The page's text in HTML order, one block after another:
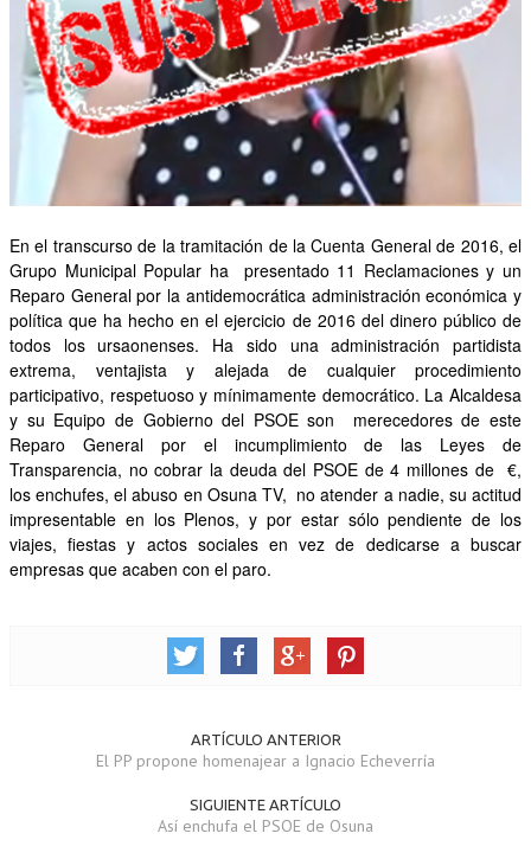
OTRAS INICIATIVAS
PARTICIPA
CONTACTA
AFÍLIATE
En el transcurso de la tramitación de la Cuenta General de 2016, el
Grupo Municipal Popular ha presentado 11 Reclamaciones y un
Reparo General por la antidemocrática administración económica y
política que ha hecho en el ejercicio de 2016 del dinero público de
todos los ursaonenses. Ha sido una administración partidista
extrema, ventajista y alejada de cualquier procedimiento
participativo, respetuoso y mínimamente democrático. La Alcaldesa
y su Equipo de Gobierno del PSOE son merecedores de este
Reparo General por el incumplimiento de las Leyes de
Transparencia, no cobrar la deuda del PSOE de 4 millones de €,
los enchufes, el abuso en Osuna TV, no atender a nadie, su actitud
impresentable en los Plenos, y por estar sólo pendiente de los
viajes, fiestas y actos sociales en vez de dedicarse a buscar
empresas que acaben con el paro.
ARTÍCULO ANTERIOR
El PP propone homenajear a Ignacio Echeverría
SIGUIENTE ARTÍCULO
Así enchufa el PSOE de Osuna